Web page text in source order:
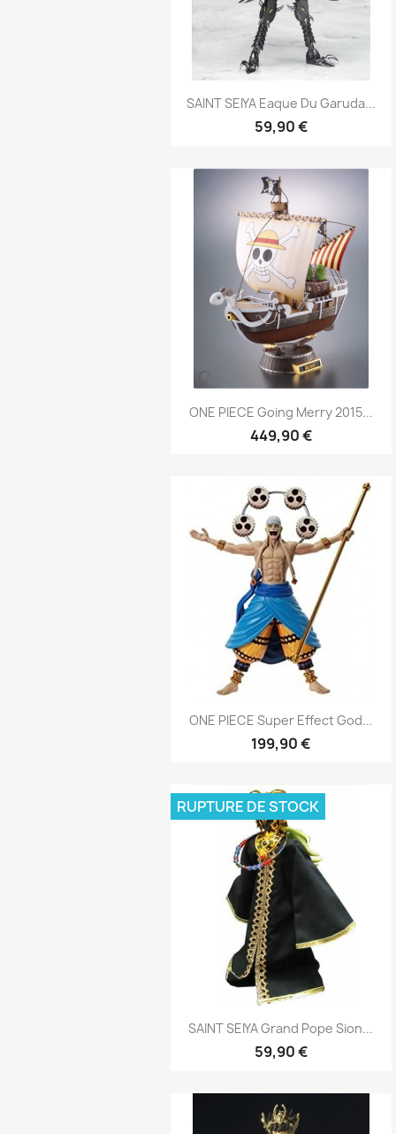
Aperçu rapide
SAINT SEIYA Eaque Du Garuda...
59,90 €
Aperçu rapide
ONE PIECE Going Merry 2015...
449,90 €
Aperçu rapide
ONE PIECE Super Effect God...
199,90 €
Aperçu rapide
SAINT SEIYA Grand Pope Sion...
59,90 €
RUPTURE DE STOCK